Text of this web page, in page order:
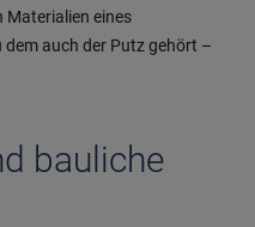
eines
auch der Putz gehört –
bauliche